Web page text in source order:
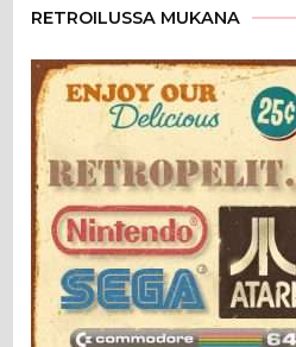
RETROILUSSA MUKANA